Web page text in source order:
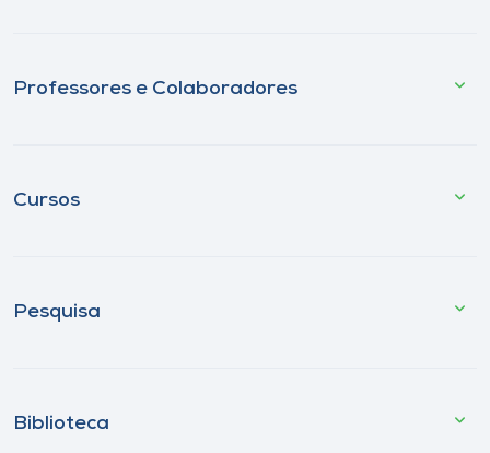
Professores e Colaboradores
Cursos
Pesquisa
Biblioteca